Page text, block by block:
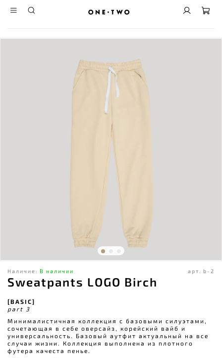
арт. b-2
Наличие: В наличии
Sweatpants LOGO Birch
[BASIC]
part 3
Минималистичная коллекция с базовыми силуэтами,
сочетающая в себе оверсайз, корейский вайб и
универсальность. Базовый аутфит актуальный на все
случаи жизни. Коллекция выполнена из плотного
футера качеста пенье.